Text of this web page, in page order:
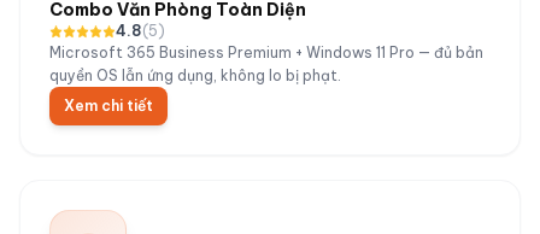
Combo Văn Phòng Toàn Diện
4.8(5)
Microsoft 365 Business Premium + Windows 11 Pro — đủ bản
quyền OS lẫn ứng dụng, không lo bị phạt.
Xem chi tiết